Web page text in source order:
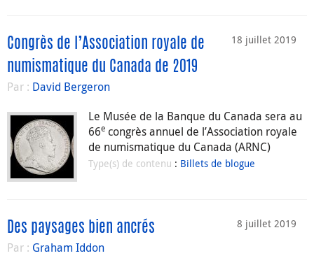
18 juillet 2019
Congrès de l’Association royale de
numismatique du Canada de 2019
Par : David Bergeron
Le Musée de la Banque du Canada sera au
66e congrès annuel de l’Association royale
de numismatique du Canada (ARNC)
Type(s) de contenu : Billets de blogue
8 juillet 2019
Des paysages bien ancrés
Par : Graham Iddon